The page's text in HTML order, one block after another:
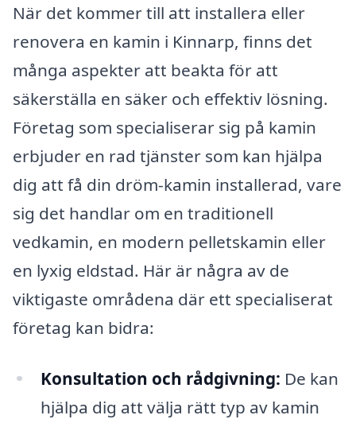
När det kommer till att installera eller
renovera en kamin i Kinnarp, finns det
många aspekter att beakta för att
säkerställa en säker och effektiv lösning.
Företag som specialiserar sig på kamin
erbjuder en rad tjänster som kan hjälpa
dig att få din dröm-kamin installerad, vare
sig det handlar om en traditionell
vedkamin, en modern pelletskamin eller
en lyxig eldstad. Här är några av de
viktigaste områdena där ett specialiserat
företag kan bidra:
Konsultation och rådgivning: De kan
hjälpa dig att välja rätt typ av kamin